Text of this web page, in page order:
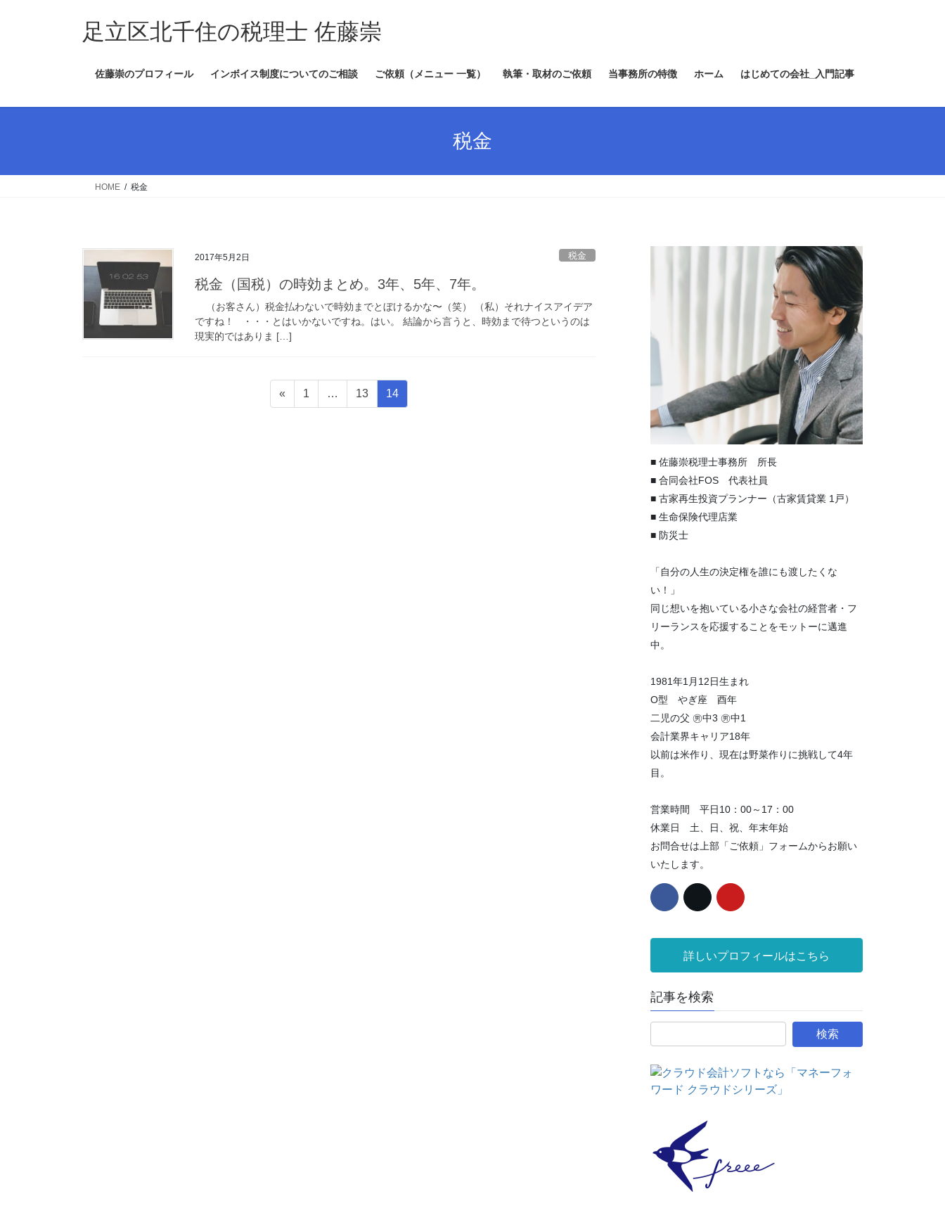
ス
ン
足立区北千住の税理士 佐藤崇
佐藤崇のプロフィール インボイス制度についてのご相談 ご依頼（メニュー 一覧） 執筆・取材のご依頼 当事務所の特徴 ホーム はじめての会社_入門記事
税金
HOME 税金
2017年5月2日 税金
税金（国税）の時効まとめ。3年、5年、7年。
（お客さん）税金払わないで時効までとぼけるかな〜（笑） （私）それナイスアイデア
ですね！ ・・・とはいかないですね。はい。 結論から言うと、時効まで待つというのは
現実的ではありま […]
«
固
定
1 …
固
定
13
固
定
14
■ 佐藤崇税理士事務所 所長
■ 合同会社FOS 代表社員
■ 古家再生投資プランナー（古家賃貸業 1戸）
■ 生命保険代理店業
■ 防災士
「自分の人生の決定権を誰にも渡したくな
い！」
同じ想いを抱いている小さな会社の経営者・フ
リーランスを応援することをモットーに邁進
中。
1981年1月12日生まれ
O型 やぎ座 酉年
二児の父 ㊚中3 ㊚中1
会計業界キャリア18年
以前は米作り、現在は野菜作りに挑戦して4年
目。
営業時間 平日10：00～17：00
休業日 土、日、祝、年末年始
お問合せは上部「ご依頼」フォームからお願い
いたします。
詳しいプロフィールはこちら
記事を検索